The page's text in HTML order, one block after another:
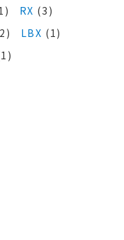
RX (3)
LBX (1)